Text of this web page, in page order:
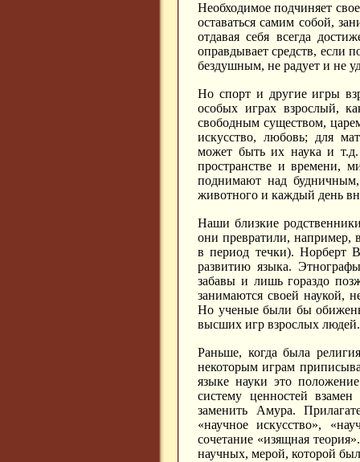
Необходимое подчиняет
оставаться самим собой,
отдавая себя всегда
оправдывает средств, если
бездушным, не радует и не
Но спорт и другие игры
особых играх взрослый,
свободным существом,
искусство, любовь; для
может быть их наука и
пространстве и времени,
поднимают над будничным,
животного и каждый день
Наши близкие
они превратили, например,
в период течки). Норберт
развитию языка.
забавы и лишь гораздо
занимаются своей наукой,
Но ученые были бы
высших игр взрослых людей.
Раньше, когда была
некоторым играм
языке науки это
систему ценностей
заменить Амура.
«научное искусство»,
сочетание «изящная
научных, мерой, которой